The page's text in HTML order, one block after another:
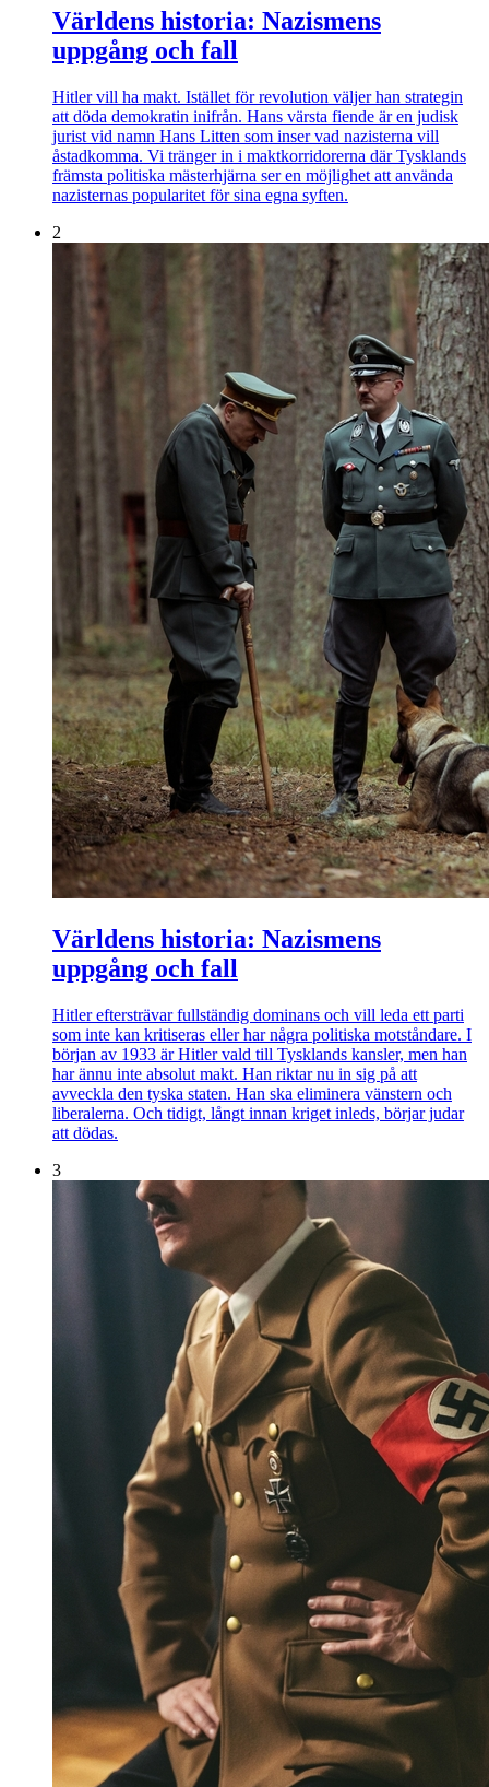
Världens historia: Nazismens
uppgång och fall
Hitler vill ha makt. Istället för revolution väljer han strategin
att döda demokratin inifrån. Hans värsta fiende är en judisk
jurist vid namn Hans Litten som inser vad nazisterna vill
åstadkomma. Vi tränger in i maktkorridorerna där Tysklands
främsta politiska mästerhjärna ser en möjlighet att använda
nazisternas popularitet för sina egna syften.
2
Världens historia: Nazismens
uppgång och fall
Hitler eftersträvar fullständig dominans och vill leda ett parti
som inte kan kritiseras eller har några politiska motståndare. I
början av 1933 är Hitler vald till Tysklands kansler, men han
har ännu inte absolut makt. Han riktar nu in sig på att
avveckla den tyska staten. Han ska eliminera vänstern och
liberalerna. Och tidigt, långt innan kriget inleds, börjar judar
att dödas.
3